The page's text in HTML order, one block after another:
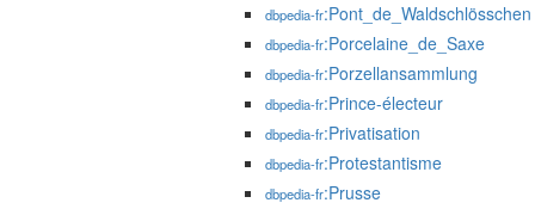
dbpedia-fr:Pont_de_Waldschlösschen
dbpedia-fr:Porcelaine_de_Saxe
dbpedia-fr:Porzellansammlung
dbpedia-fr:Prince-électeur
dbpedia-fr:Privatisation
dbpedia-fr:Protestantisme
dbpedia-fr:Prusse